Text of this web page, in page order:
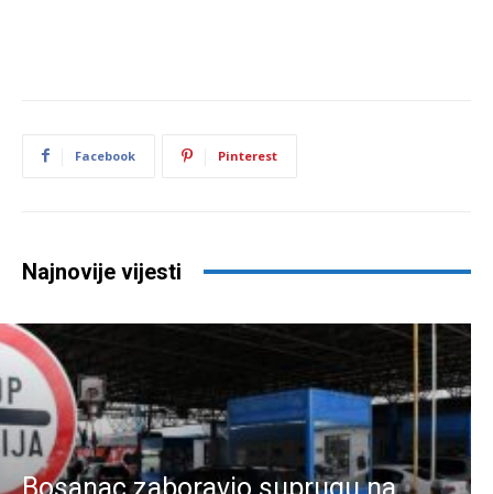
Facebook Pinterest
Najnovije vijesti
Bosanac zaboravio suprugu na